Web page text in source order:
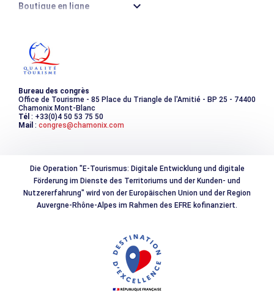
Boutique en ligne
Les incontournables
Photothèque
Bureau des congrès
Office de Tourisme - 85 Place du Triangle de l'Amitié - BP 25 - 74400
Chamonix Mont-Blanc
Tél : +33(0)4 50 53 75 50
Mail : congres@chamonix.com
Die Operation "E-Tourismus: Digitale Entwicklung und digitale
Förderung im Dienste des Territoriums und der Kunden- und
Nutzererfahrung" wird von der Europäischen Union und der Region
Auvergne-Rhône-Alpes im Rahmen des EFRE kofinanziert.